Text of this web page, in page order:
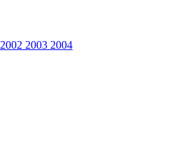
2002 2003 2004